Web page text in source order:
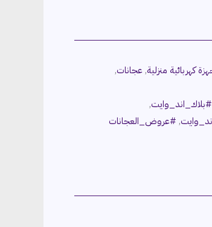
كهربائية منزلية, عجانات,
#بلاك_اند_وايت,
, #عروض_العجانات